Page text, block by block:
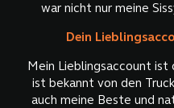
war nicht nur meine
Dein
Mein Lieblingsaccount ist
ist bekannt von den
auch meine Beste und